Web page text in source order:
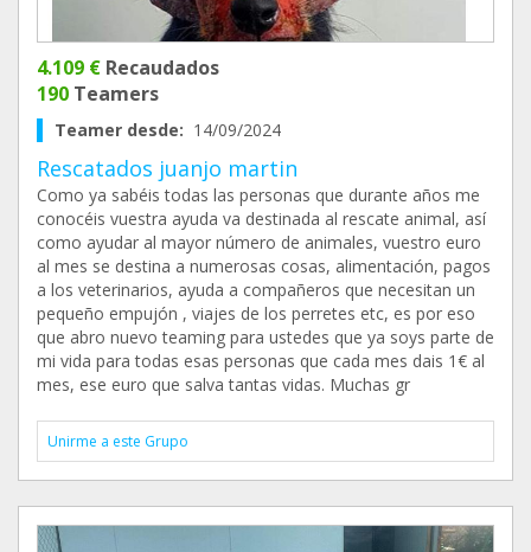
4.109 € Recaudados
190 Teamers
Teamer desde: 14/09/2024
Rescatados juanjo martin
Como ya sabéis todas las personas que durante años me
conocéis vuestra ayuda va destinada al rescate animal, así
como ayudar al mayor número de animales, vuestro euro
al mes se destina a numerosas cosas, alimentación, pagos
a los veterinarios, ayuda a compañeros que necesitan un
pequeño empujón , viajes de los perretes etc, es por eso
que abro nuevo teaming para ustedes que ya soys parte de
mi vida para todas esas personas que cada mes dais 1€ al
mes, ese euro que salva tantas vidas. Muchas gr
Unirme a este Grupo